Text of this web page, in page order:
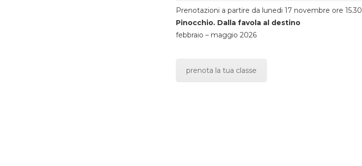
Prenotazioni a partire da lunedi 17 novembre ore 15.30
Pinocchio. Dalla favola al destino
febbraio – maggio 2026
prenota la tua classe